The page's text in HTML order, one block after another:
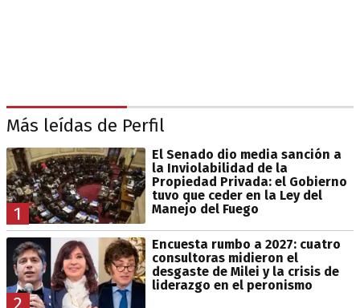
Más leídas de Perfil
1
El Senado dio media sanción a
la Inviolabilidad de la
Propiedad Privada: el Gobierno
tuvo que ceder en la Ley del
Manejo del Fuego
2
Encuesta rumbo a 2027: cuatro
consultoras midieron el
desgaste de Milei y la crisis de
liderazgo en el peronismo